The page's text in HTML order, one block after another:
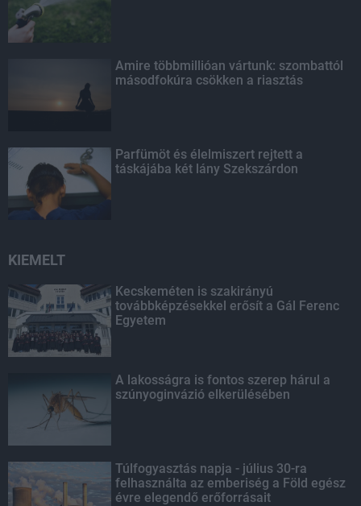
Amire többmillióan vártunk: szombattól
másodfokúra csökken a riasztás
Parfümöt és élelmiszert rejtett a
táskájába két lány Szekszárdon
KIEMELT
Kecskeméten is szakirányú
továbbképzésekkel erősít a Gál Ferenc
Egyetem
A lakosságra is fontos szerep hárul a
szúnyoginvázió elkerülésében
Túlfogyasztás napja - július 30-ra
felhasználta az emberiség a Föld egész
évre elegendő erőforrásait